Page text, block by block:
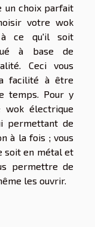
un choix parfait
votre wok
à ce qu'il soit
à base de
Ceci vous
facilité à être
temps. Pour y
électrique
permettant de
à la fois ; vous
soit en métal et
permettre de
les ouvrir.